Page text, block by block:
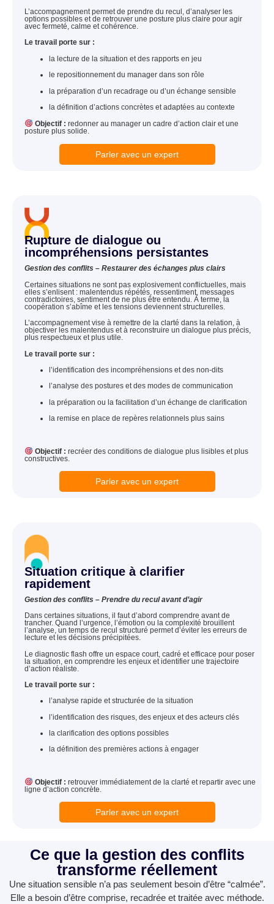
L’accompagnement permet de prendre du recul, d’analyser les
options possibles et de retrouver une posture plus claire pour agir
avec fermeté, calme et cohérence.
Le travail porte sur :
la lecture de la situation et des rapports en jeu
le repositionnement du manager dans son rôle
la préparation d’un recadrage ou d’un échange sensible
la définition d’actions concrètes et adaptées au contexte
Objectif : redonner au manager un cadre d’action clair et une
posture plus solide.
Parler avec un expert
Rupture de dialogue ou
incompréhensions persistantes
Gestion des conflits – Restaurer des échanges plus clairs
Certaines situations ne sont pas explosivement conflictuelles, mais
elles s’enlisent : malentendus répétés, ressentiment, messages
contradictoires, sentiment de ne plus être entendu. À terme, la
coopération s’abîme et les tensions deviennent structurelles.
L’accompagnement vise à remettre de la clarté dans la relation, à
objectiver les malentendus et à reconstruire un dialogue plus précis,
plus respectueux et plus utile.
Le travail porte sur :
l’identification des incompréhensions et des non-dits
l’analyse des postures et des modes de communication
la préparation ou la facilitation d’un échange de clarification
la remise en place de repères relationnels plus sains
Objectif : recréer des conditions de dialogue plus lisibles et plus
constructives.
Parler avec un expert
Situation critique à clarifier
rapidement
Gestion des conflits – Prendre du recul avant d’agir
Dans certaines situations, il faut d’abord comprendre avant de
trancher. Quand l’urgence, l’émotion ou la complexité brouillent
l’analyse, un temps de recul structuré permet d’éviter les erreurs de
lecture et les décisions précipitées.
Le diagnostic flash offre un espace court, cadré et efficace pour poser
la situation, en comprendre les enjeux et identifier une trajectoire
d’action réaliste.
Le travail porte sur :
l’analyse rapide et structurée de la situation
l’identification des risques, des enjeux et des acteurs clés
la clarification des options possibles
la définition des premières actions à engager
Objectif : retrouver immédiatement de la clarté et repartir avec une
ligne d’action concrète.
Parler avec un expert
Ce que la gestion des conflits
transforme réellement
Une situation sensible n’a pas seulement besoin d’être “calmée”.
Elle a besoin d’être comprise, recadrée et traitée avec méthode.